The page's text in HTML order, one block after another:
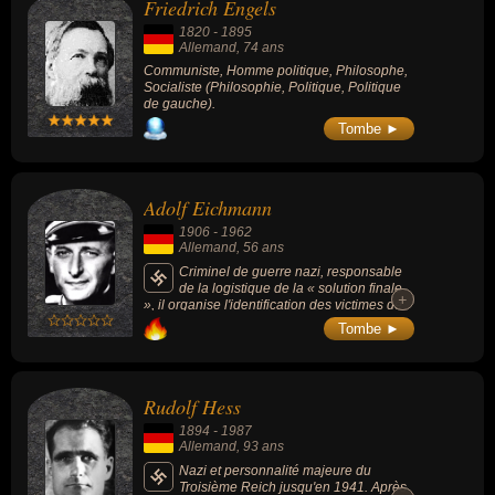
le régime a su exploiter son image de soldat
allemand exemplaire pour sa propagande.
Rommel a toutefois reconsidéré les aptitudes
d'Adolf Hitler après la seconde bataille d'El
Alamein.
Friedrich Engels
1820 - 1895
Allemand, 74 ans
Communiste, Homme politique, Philosophe,
Socialiste (Philosophie, Politique, Politique
de gauche).
Tombe ►
Adolf Eichmann
1906 - 1962
Allemand, 56 ans
Criminel de guerre nazi, responsable
de la logistique de la « solution finale
», il organise l'identification des victimes de
l'extermination raciale principalement dirigée
contre les Juifs prônée par le NSDAP et leur
+
+
Tombe ►
Rudolf Hess
1894 - 1987
Allemand, 93 ans
Nazi et personnalité majeure du
Troisième Reich jusqu'en 1941. Après